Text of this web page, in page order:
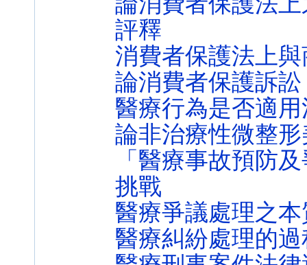
評釋
消費者保護法上
論消費者保護訴訟
醫療行為是否適
論非治療性微整
「醫療事故預防
挑戰
醫療爭議處理之
醫療糾紛處理的